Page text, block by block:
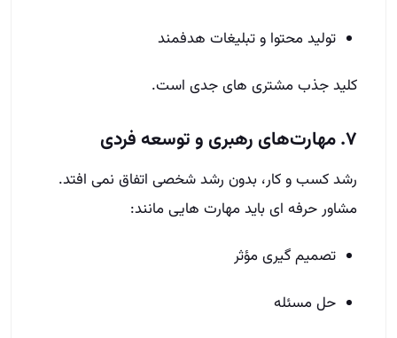
تولید محتوا و تبلیغات هدفمند
کلید جذب مشتری‌ های جدی است.
۷. مهارت‌های رهبری و توسعه فردی
رشد کسب‌ و کار، بدون رشد شخصی اتفاق نمی‌ افتد.
مشاور حرفه‌ ای باید مهارت‌ هایی مانند:
تصمیم‌ گیری مؤثر
حل مسئله